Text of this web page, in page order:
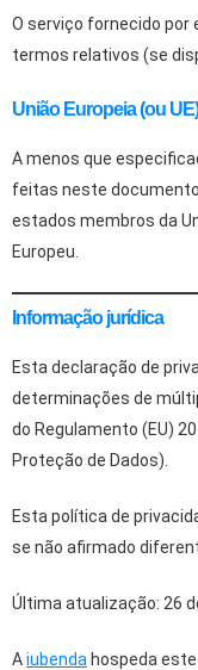
O serviço fornecido
termos relativos (se
União Europeia (ou UE)
A menos que
feitas neste
estados membros da
Europeu.
Informação jurídica
Esta declaração de
determinações de
do Regulamento (EU)
Proteção de Dados).
Esta política de
se não afirmado
Última atualização: 26
Aiubenda hospeda